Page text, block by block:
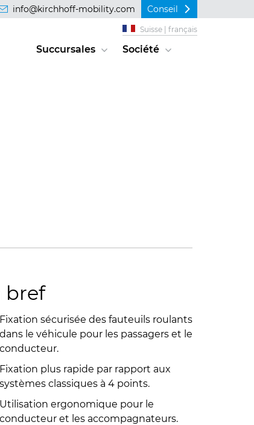
info@kirchhoff-mobility.com Conseil
Succursales Société
Suisse | français
bref
Fixation sécurisée des fauteuils roulants
dans le véhicule pour les passagers et le
conducteur.
Fixation plus rapide par rapport aux
systèmes classiques à 4 points.
Utilisation ergonomique pour le
conducteur et les accompagnateurs.